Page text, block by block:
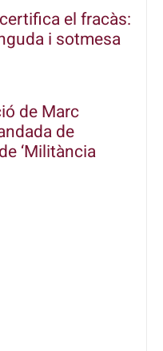
el fracàs:
i sotmesa
de Marc
de
‘Militància